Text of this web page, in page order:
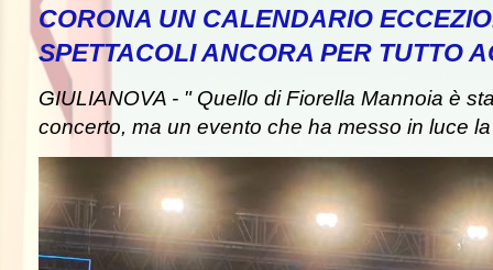
CORONA UN CALENDARIO
SPETTACOLI ANCORA PER TUTTO
GIULIANOVA - " Quello di Fiorella Mannoia è
concerto, ma un evento che ha messo in luce